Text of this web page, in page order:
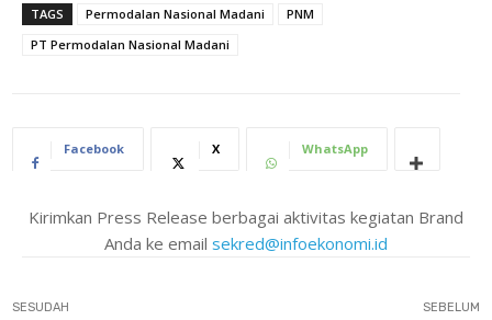
TAGS Permodalan Nasional Madani
PNM
PT Permodalan Nasional Madani
Facebook X WhatsApp
Kirimkan Press Release berbagai aktivitas kegiatan Brand
Anda ke email sekred@infoekonomi.id
SESUDAH SEBELUM